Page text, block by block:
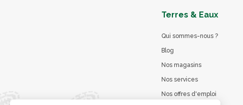
Terres & Eaux
Qui sommes-nous ?
Blog
Nos magasins
Nos services
Nos offres d'emploi